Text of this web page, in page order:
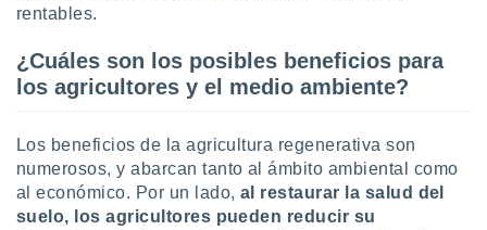
rentables.
¿Cuáles son los posibles beneficios para
los agricultores y el medio ambiente?
Los beneficios de la agricultura regenerativa son
numerosos, y abarcan tanto al ámbito ambiental como
al económico. Por un lado, al restaurar la salud del
suelo, los agricultores pueden reducir su